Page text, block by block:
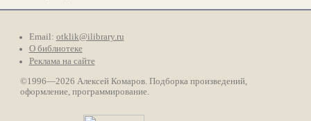
Email: otklik@ilibrary.ru
О библиотеке
Реклама на сайте
©1996—2026 Алексей Комаров. Подборка произведений,
оформление, программирование.